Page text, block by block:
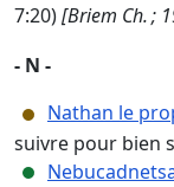
7:20)[Briem Ch. ;
- N -
Nathan le
suivre pour bien